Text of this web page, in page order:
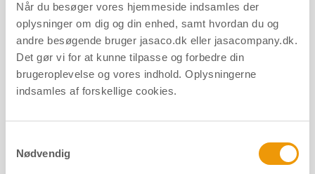
Når du besøger vores hjemmeside indsamles der
oplysninger om dig og din enhed, samt hvordan du og
andre besøgende bruger jasaco.dk eller jasacompany.dk.
Det gør vi for at kunne tilpasse og forbedre din
brugeroplevelse og vores indhold. Oplysningerne
indsamles af forskellige cookies.
Nødvendig
Dørhamre
Kategorier